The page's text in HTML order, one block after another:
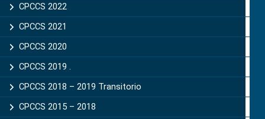
CPCCS 2022
CPCCS 2021
CPCCS 2020
CPCCS 2019 .
CPCCS 2018 – 2019 Transitorio
CPCCS 2015 – 2018